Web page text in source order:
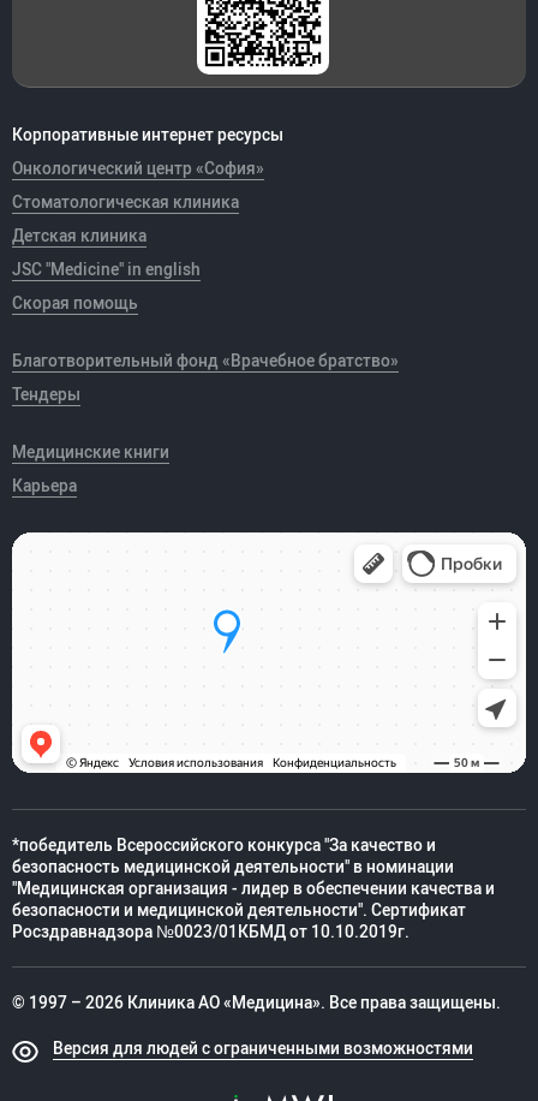
Корпоративные интернет ресурсы
Онкологический центр «София»
Стоматологическая клиника
Детская клиника
JSC "Medicine" in english
Скорая помощь
Благотворительный фонд «Врачебное братство»
Тендеры
Медицинские книги
Карьера
*победитель Всероссийского конкурса "За качество и
безопасность медицинской деятельности" в номинации
"Медицинская организация - лидер в обеспечении качества и
безопасности и медицинской деятельности". Сертификат
Росздравнадзора №0023/01КБМД от 10.10.2019г.
© 1997 – 2026 Клиника АО «Медицина». Все права защищены.
Версия для людей с ограниченными возможностями